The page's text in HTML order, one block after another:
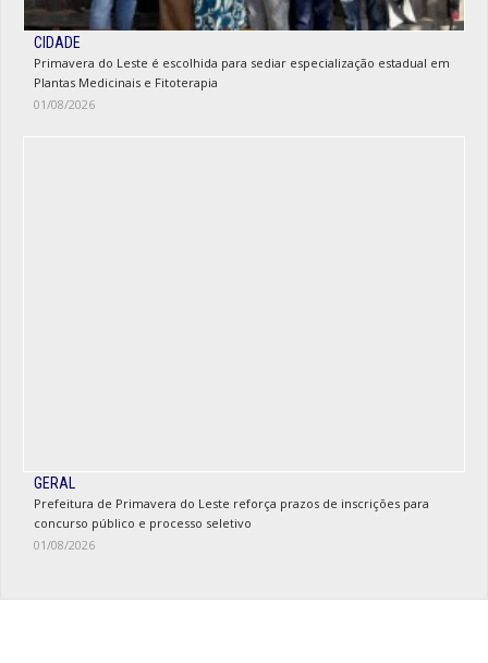
CIDADE
Primavera do Leste é escolhida para sediar especialização estadual em
Plantas Medicinais e Fitoterapia
01/08/2026
GERAL
Prefeitura de Primavera do Leste reforça prazos de inscrições para
concurso público e processo seletivo
01/08/2026